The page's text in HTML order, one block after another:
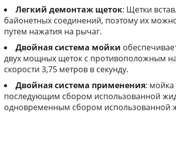
Легкий демонтаж щеток: Щетки
байонетных соединений, поэтому их
путем нажатия на рычаг.
Двойная система мойки
двух мощных щеток с противоположным
скорости 3,75 метров в секунду.
Двойная система применения:
последующим сбором использованной
одновременным сбором использованной